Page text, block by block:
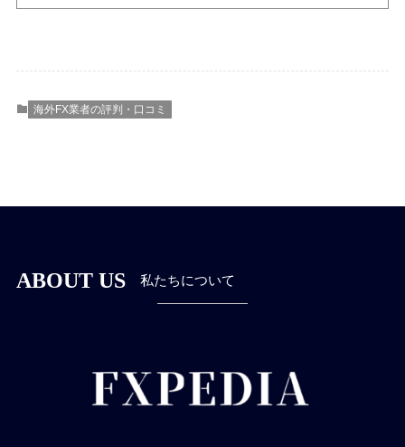
海外FX業者の評判・口コミ
ABOUT US 私たちについて